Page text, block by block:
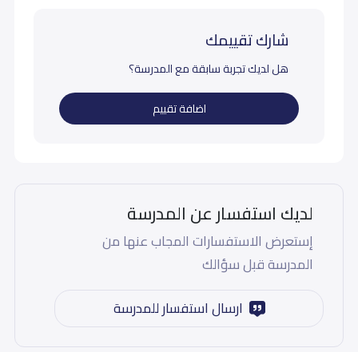
شارك تقييمك
هل لديك تجربة سابقة مع المدرسة؟
اضافة تقييم
لديك استفسار عن المدرسة
إستعرض الاستفسارات المجاب عنها من
المدرسة قبل سؤالك
ارسال استفسار للمدرسة